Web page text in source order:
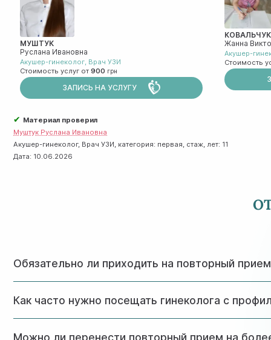
МУШТУК
Руслана Ивановна
Акушер-гинеколог Врач УЗИ
Стоимость услуг от900
ЗАПИСЬ НА УСЛУГУ
КОВАЛЬЧУК
Жанна
Акушер-
Стоимость
✔ Материал проверил
Муштук Руслана Ивановна
Акушер-гинеколог, Врач УЗИ, категория: первая, стаж, лет: 11
Дата: 10.06.2026
Обязательно ли приходить на повторный
отсутствии скрытых проблем.
Как часто нужно посещать гинеколога с
Можно ли перенести повторный прием на